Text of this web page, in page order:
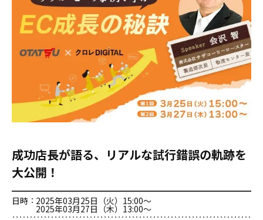
成功店長が語る、リアルな試行錯誤の軌跡を
大公開！
日時 2025年03月25日（火）15:00〜
2025年03月27日（木）13:00〜